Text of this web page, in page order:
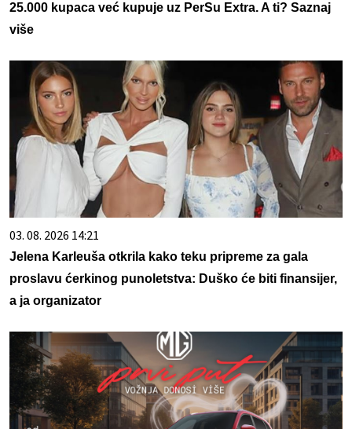
25.000 kupaca već kupuje uz PerSu Extra. A ti? Saznaj
više
03. 08. 2026 14:21
Jelena Karleuša otkrila kako teku pripreme za gala
proslavu ćerkinog punoletstva: Duško će biti finansijer,
a ja organizator